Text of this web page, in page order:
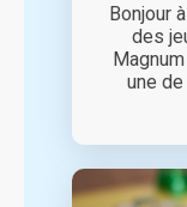
Bonjour
des
une